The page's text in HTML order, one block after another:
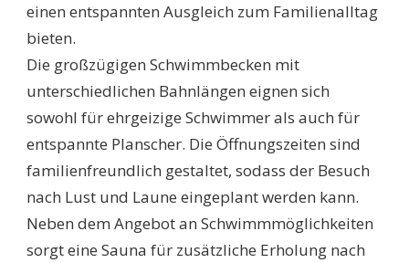
einen entspannten Ausgleich zum Familienalltag
bieten.
Die großzügigen Schwimmbecken mit
unterschiedlichen Bahnlängen eignen sich
sowohl für ehrgeizige Schwimmer als auch für
entspannte Planscher. Die Öffnungszeiten sind
familienfreundlich gestaltet, sodass der Besuch
nach Lust und Laune eingeplant werden kann.
Neben dem Angebot an Schwimmmöglichkeiten
sorgt eine Sauna für zusätzliche Erholung nach